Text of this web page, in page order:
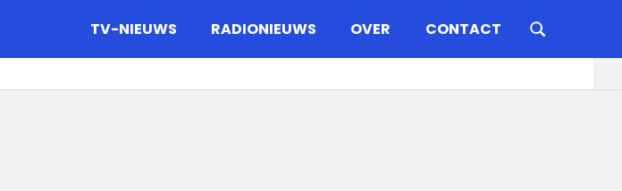
TV-NIEUWS RADIONIEUWS OVER CONTACT